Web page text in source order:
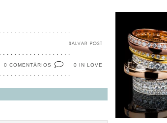
SALVAR POST
0 IN LOVE
0 COMENTÁRIOS